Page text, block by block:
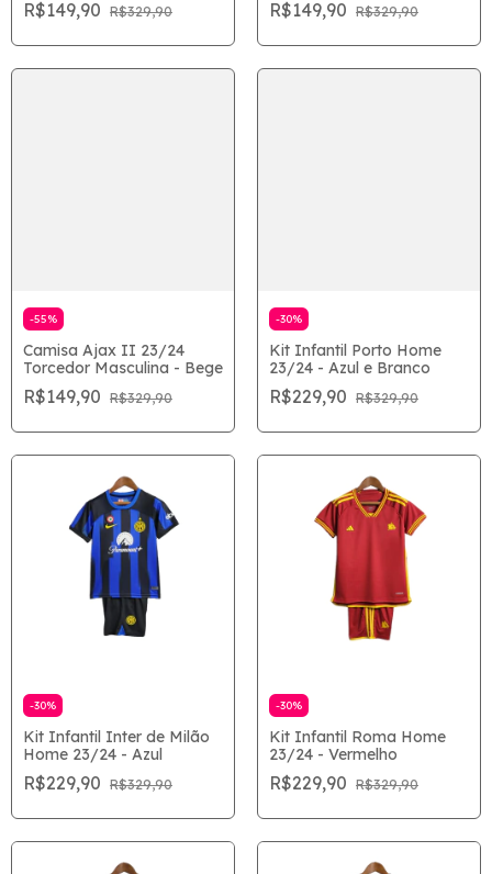
R$149,90 R$329,90 R$149,90 R$329,90
-55%
Camisa Ajax II 23/24
Torcedor Masculina - Bege
R$149,90 R$329,90
-30%
Kit Infantil Porto Home
23/24 - Azul e Branco
R$229,90 R$329,90
-30%
Kit Infantil Inter de Milão
Home 23/24 - Azul
R$229,90 R$329,90
-30%
Kit Infantil Roma Home
23/24 - Vermelho
R$229,90 R$329,90